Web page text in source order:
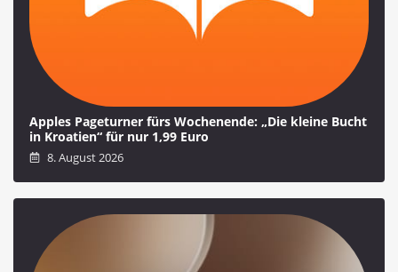
Apples Pageturner fürs Wochenende: „Die kleine Bucht
in Kroatien“ für nur 1,99 Euro
8. August 2026